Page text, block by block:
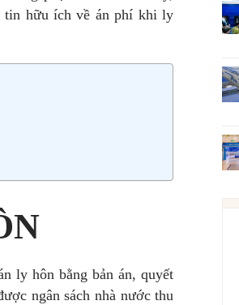
hữu ích về án phí khi ly
ly hôn bằng bản án, quyết
ngân sách nhà nước thu